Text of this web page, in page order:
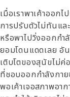
เมื่อเราพาเค้าออก
การปรับตัวไม่ทันแล
หรือพาไปวิ่งออกกำ
ยอมโดนแดดเลย อั
เติบโตของสุนัขไม่ค่
ที่ชอบออกกำลังกา
พอเค้าเจอสภาพอา